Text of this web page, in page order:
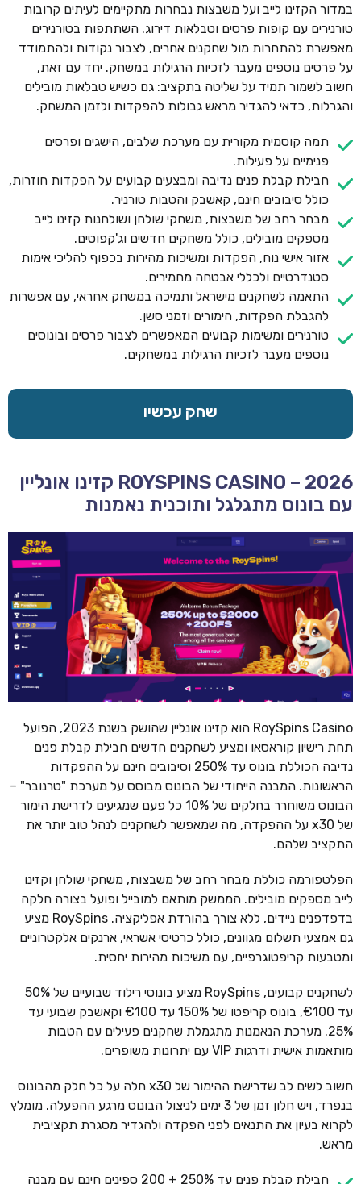
במדור הקזינו לייב ועל משבצות נבחרות מתקיימים לעיתים קרובות
טורנירים עם קופות פרסים וטבלאות דירוג. השתתפות בטורנירים
מאפשרת להתחרות מול שחקנים אחרים, לצבור נקודות ולהתמודד
על פרסים נוספים מעבר לזכיות הרגילות במשחק. יחד עם זאת,
חשוב לשמור תמיד על שליטה בתקציב: גם כשיש טבלאות מובילים
והגרלות, כדאי להגדיר מראש גבולות להפקדות ולזמן המשחק.
תמה קוסמית מקורית עם מערכת שלבים, הישגים ופרסים
פנימיים על פעילות.
חבילת קבלת פנים נדיבה ומבצעים קבועים על הפקדות חוזרות,
כולל סיבובים חינם, קאשבק והטבות טורניר.
מבחר רחב של משבצות, משחקי שולחן ושולחנות קזינו לייב
מספקים מובילים, כולל משחקים חדשים וג'קפוטים.
אזור אישי נוח, הפקדות ומשיכות מהירות בכפוף להליכי אימות
סטנדרטיים ולכללי אבטחה מחמירים.
התאמה לשחקנים מישראל ותמיכה במשחק אחראי, עם אפשרות
להגבלת הפקדות, הימורים וזמני סשן.
טורנירים ומשימות קבועים המאפשרים לצבור פרסים ובונוסים
נוספים מעבר לזכיות הרגילות במשחקים.
שחק עכשיו
ROYSPINS CASINO – 2026 קזינו אונליין
עם בונוס מתגלגל ותוכנית נאמנות
RoySpins Casino הוא קזינו אונליין שהושק בשנת 2023, הפועל
תחת רישיון קוראסאו ומציע לשחקנים חדשים חבילת קבלת פנים
נדיבה הכוללת בונוס עד 250% וסיבובים חינם על ההפקדות
הראשונות. המבנה הייחודי של הבונוס מבוסס על מערכת "טרנובר" –
הבונוס משוחרר בחלקים של 10% כל פעם שמגיעים לדרישת הימור
של x30 על ההפקדה, מה שמאפשר לשחקנים לנהל טוב יותר את
התקציב שלהם.
הפלטפורמה כוללת מבחר רחב של משבצות, משחקי שולחן וקזינו
לייב מספקים מובילים. הממשק מותאם למובייל ופועל בצורה חלקה
בדפדפנים ניידים, ללא צורך בהורדת אפליקציה. RoySpins מציע
גם אמצעי תשלום מגוונים, כולל כרטיסי אשראי, ארנקים אלקטרוניים
ומטבעות קריפטוגרפיים, עם משיכות מהירות יחסית.
לשחקנים קבועים, RoySpins מציע בונוסי רילוד שבועיים של 50%
עד €100, בונוס קריפטו של 150% עד €100 וקאשבק שבועי עד
25%. מערכת הנאמנות מתגמלת שחקנים פעילים עם הטבות
מותאמות אישית ודרגות VIP עם יתרונות משופרים.
חשוב לשים לב שדרישת ההימור של x30 חלה על כל חלק מהבונוס
בנפרד, ויש חלון זמן של 3 ימים לניצול הבונוס מרגע ההפעלה. מומלץ
לקרוא בעיון את התנאים לפני הפקדה ולהגדיר מסגרת תקציבית
מראש.
חבילת קבלת פנים עד 250% + 200 ספינים חינם עם מבנה